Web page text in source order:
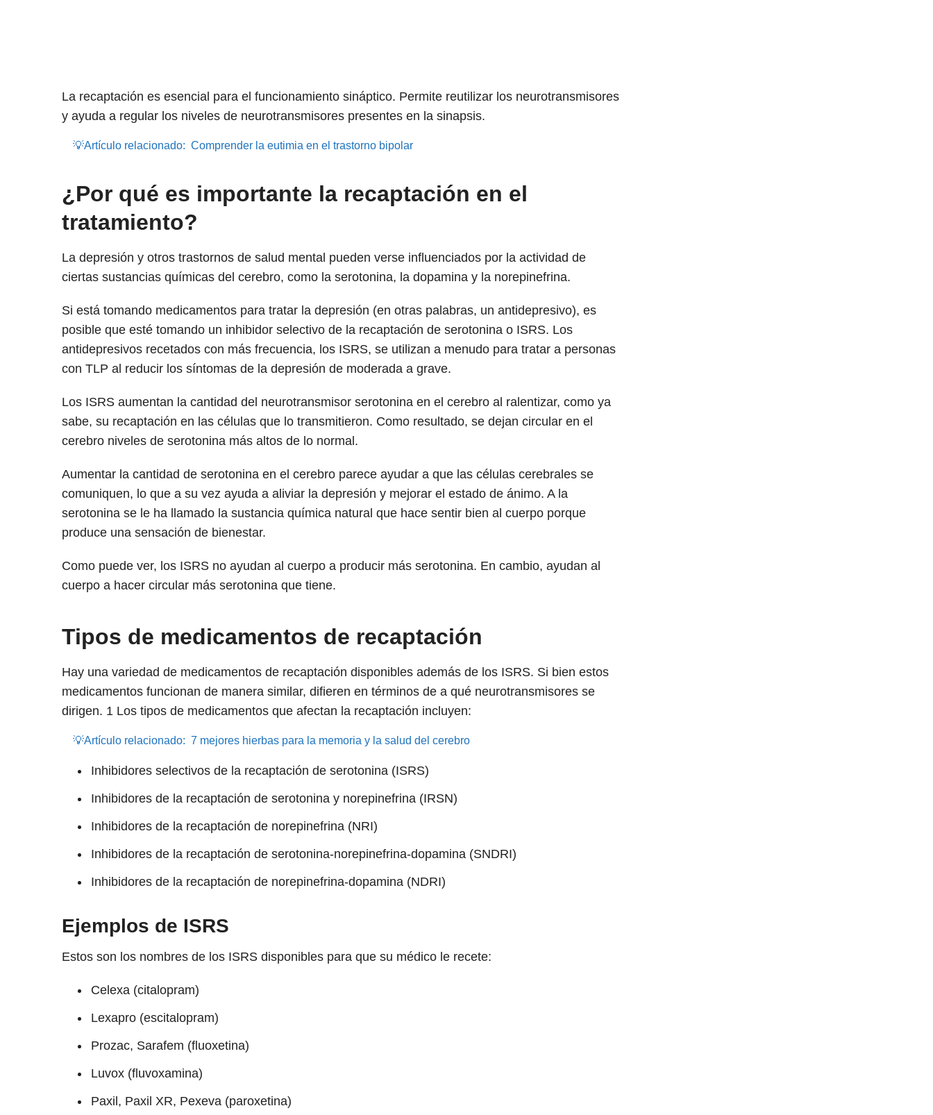
La recaptación es esencial para el funcionamiento sináptico. Permite reutilizar los neurotransmisores
y ayuda a regular los niveles de neurotransmisores presentes en la sinapsis.
💡Artículo relacionado: Comprender la eutimia en el trastorno bipolar
¿Por qué es importante la recaptación en el
tratamiento?
La depresión y otros trastornos de salud mental pueden verse influenciados por la actividad de
ciertas sustancias químicas del cerebro, como la serotonina, la dopamina y la norepinefrina.
Si está tomando medicamentos para tratar la depresión (en otras palabras, un antidepresivo), es
posible que esté tomando un inhibidor selectivo de la recaptación de serotonina o ISRS. Los
antidepresivos recetados con más frecuencia, los ISRS, se utilizan a menudo para tratar a personas
con TLP al reducir los síntomas de la depresión de moderada a grave.
Los ISRS aumentan la cantidad del neurotransmisor serotonina en el cerebro al ralentizar, como ya
sabe, su recaptación en las células que lo transmitieron. Como resultado, se dejan circular en el
cerebro niveles de serotonina más altos de lo normal.
Aumentar la cantidad de serotonina en el cerebro parece ayudar a que las células cerebrales se
comuniquen, lo que a su vez ayuda a aliviar la depresión y mejorar el estado de ánimo. A la
serotonina se le ha llamado la sustancia química natural que hace sentir bien al cuerpo porque
produce una sensación de bienestar.
Como puede ver, los ISRS no ayudan al cuerpo a producir más serotonina. En cambio, ayudan al
cuerpo a hacer circular más serotonina que tiene.
Tipos de medicamentos de recaptación
Hay una variedad de medicamentos de recaptación disponibles además de los ISRS. Si bien estos
medicamentos funcionan de manera similar, difieren en términos de a qué neurotransmisores se
dirigen. 1Los tipos de medicamentos que afectan la recaptación incluyen:
💡Artículo relacionado: 7 mejores hierbas para la memoria y la salud del cerebro
Inhibidores selectivos de la recaptación de serotonina (ISRS)
Inhibidores de la recaptación de serotonina y norepinefrina (IRSN)
Inhibidores de la recaptación de norepinefrina (NRI)
Inhibidores de la recaptación de serotonina-norepinefrina-dopamina (SNDRI)
Inhibidores de la recaptación de norepinefrina-dopamina (NDRI)
Ejemplos de ISRS
Estos son los nombres de los ISRS disponibles para que su médico le recete:
Celexa (citalopram)
Lexapro (escitalopram)
Prozac, Sarafem (fluoxetina)
Luvox (fluvoxamina)
Paxil, Paxil XR, Pexeva (paroxetina)